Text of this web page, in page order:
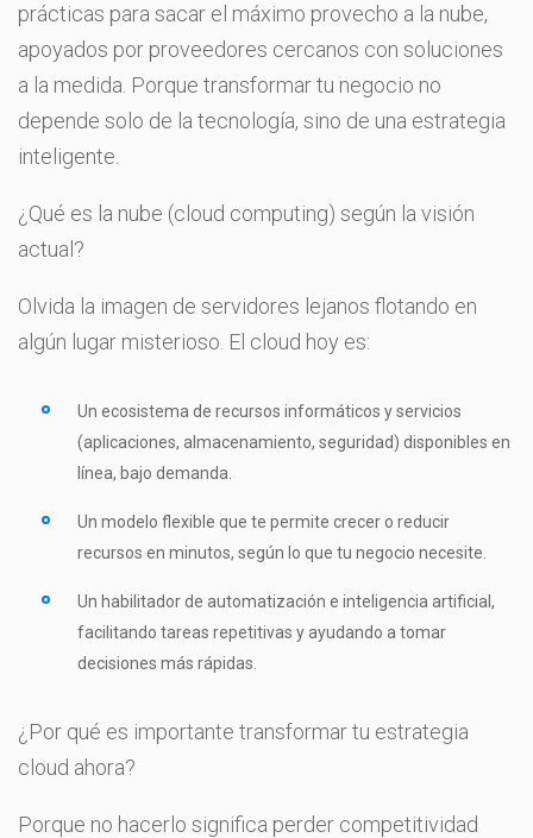
prácticas para sacar el máximo provecho a la nube,
apoyados por proveedores cercanos con soluciones
a la medida. Porque transformar tu negocio no
depende solo de la tecnología, sino de una estrategia
inteligente.
¿Qué es la nube (cloud computing) según la visión
actual?
Olvida la imagen de servidores lejanos flotando en
algún lugar misterioso. El cloud hoy es:
Un ecosistema de recursos informáticos y servicios
(aplicaciones, almacenamiento, seguridad) disponibles en
línea, bajo demanda.
Un modelo flexible que te permite crecer o reducir
recursos en minutos, según lo que tu negocio necesite.
Un habilitador de automatización e inteligencia artificial,
facilitando tareas repetitivas y ayudando a tomar
decisiones más rápidas.
¿Por qué es importante transformar tu estrategia
cloud ahora?
Porque no hacerlo significa perder competitividad